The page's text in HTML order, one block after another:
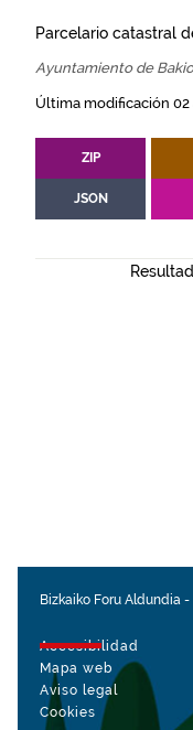
Parcelario catastral
Ayuntamiento de Bakio
Última modificación 02
ZIP
JSON
Bizkaiko Foru Aldundia -
Accesibilidad
Mapa web
Aviso legal
Cookies